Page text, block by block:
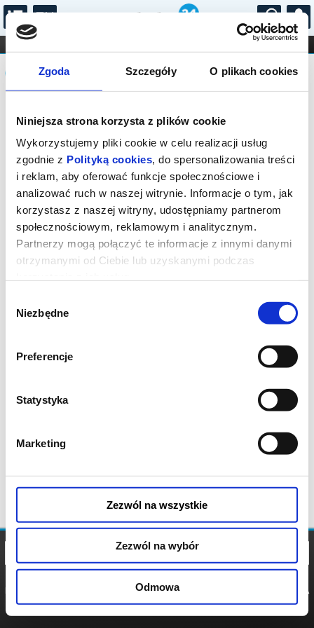
Zgoda Szczegóły O plikach cookies
Niniejsza strona korzysta z plików cookie
Wykorzystujemy pliki cookie w celu realizacji usług
zgodnie z Polityką cookies, do spersonalizowania treści
i reklam, aby oferować funkcje społecznościowe i
analizować ruch w naszej witrynie. Informacje o tym, jak
korzystasz z naszej witryny, udostępniamy partnerom
społecznościowym, reklamowym i analitycznym.
Partnerzy mogą połączyć te informacje z innymi danymi
otrzymanymi od Ciebie lub uzyskanymi podczas
zgody
Niezbędne
Preferencje
Statystyka
Marketing
Zezwól na wszystkie
Zezwól na wybór
Odmowa
...
FILHARMONIA OPERA I BALET
STAND-UP
DLA DZIECI
Komunikat
Seans wyprzedany.
POLITYKA
POLITYKA